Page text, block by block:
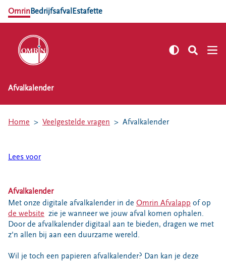
OmrinBedrijfsafval Estafette
NL EN
Afval scheiden
Milieupas aanvragen
Kringloopspullen
Afval aanmelden
Bouwcontainer huren
Ons verhaal
Afvalkalender
Home Veelgestelde vragen Afvalkalender
Lees voor
Afvalkalender
Met onze digitale afvalkalender in de Omrin Afvalapp of op
de website zie je wanneer we jouw afval komen ophalen.
Door de afvalkalender digitaal aan te bieden, dragen we met
z'n allen bij aan een duurzame wereld.
Wil je toch een papieren afvalkalender? Dan kan je deze